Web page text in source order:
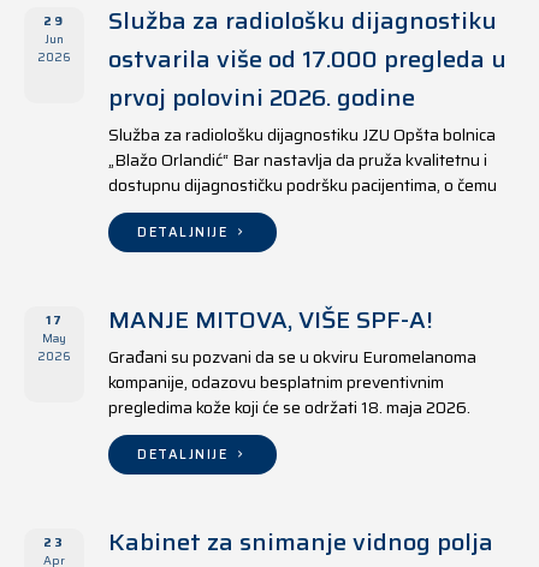
29
Jun
2026
Služba za radiološku dijagnostiku
ostvarila više od 17.000 pregleda u
prvoj polovini 2026. godine
Služba za radiološku dijagnostiku JZU Opšta bolnica
„Blažo Orlandić“ Bar nastavlja da pruža kvalitetnu i
dostupnu dijagnostičku podršku pacijentima, o čemu
svjedoče i rezultati ostvareni u periodu od 1. januara
do 17. juna 2026. godine.
DETALJNIJE
17
May
2026
MANJE MITOVA, VIŠE SPF-A!
Građani su pozvani da se u okviru Euromelanoma
kompanije, odazovu besplatnim preventivnim
pregledima kože koji će se održati 18. maja 2026.
godine u jedanaest opština širom Crne Gore, kako u
državnim tako i u privatnim zdravstvenim ustanovama.
DETALJNIJE
23
Apr
Kabinet za snimanje vidnog polja